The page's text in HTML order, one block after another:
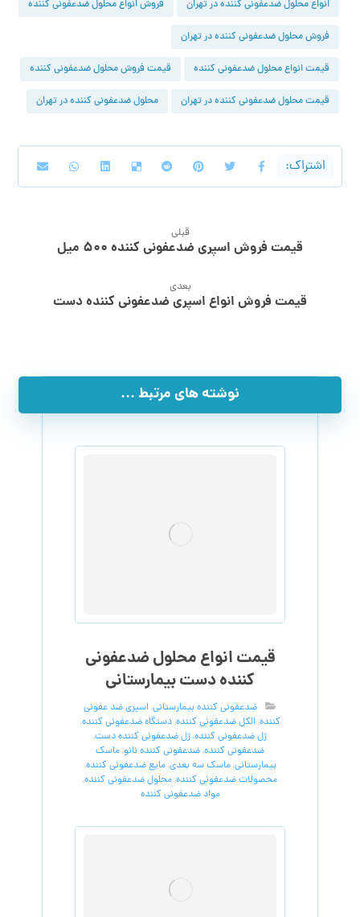
انواع محلول ضدعفونی کننده در تهران فروش انواع محلول ضدعفونی کننده
فروش محلول ضدعفونی کننده در تهران
قیمت انواع محلول ضدعفونی کننده قیمت فروش محلول ضدعفونی کننده
قیمت محلول ضدعفونی کننده در تهران محلول ضدعفونی کننده در تهران
قبلی
قیمت فروش اسپری ضدعفونی کننده ۵۰۰ میل
بعدی
قیمت فروش انواع اسپری ضدعفونی کننده دست
نوشته های مرتبط ...
قیمت انواع محلول ضدعفونی
کننده دست بیمارستانی
ضدعفونی کننده بیمارستانی,اسپری ضد عفونی
کننده,الکل ضدعفونی کننده,دستگاه ضدعفونی کننده,
ژل ضدعفونی کننده,ژل ضدعفونی کننده دست,
ضدعفونی کننده,ضدعفونی کننده نانو,ماسک
بیمارستانی,ماسک سه بعدی,مایع ضدعفونی کننده,
محصولات ضدعفونی کننده,محلول ضدعفونی کننده,
مواد ضدعفونی کننده